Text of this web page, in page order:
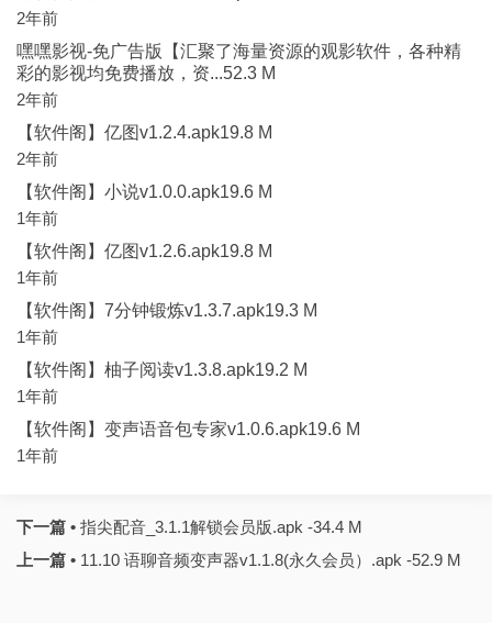
2年前
嘿嘿影视-免广告版【汇聚了海量资源的观影软件，各种精
彩的影视均免费播放，资...52.3 M
2年前
【软件阁】亿图v1.2.4.apk19.8 M
2年前
【软件阁】小说v1.0.0.apk19.6 M
1年前
【软件阁】亿图v1.2.6.apk19.8 M
1年前
【软件阁】7分钟锻炼v1.3.7.apk19.3 M
1年前
【软件阁】柚子阅读v1.3.8.apk19.2 M
1年前
【软件阁】变声语音包专家v1.0.6.apk19.6 M
1年前
下一篇 • 指尖配音_3.1.1解锁会员版.apk -34.4 M
上一篇 • 11.10 语聊音频变声器v1.1.8(永久会员）.apk -52.9 M